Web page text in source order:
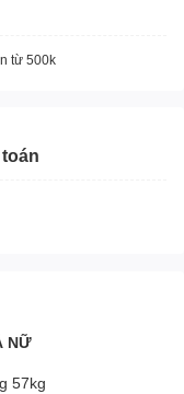
từ 500k
NỮ
57kg